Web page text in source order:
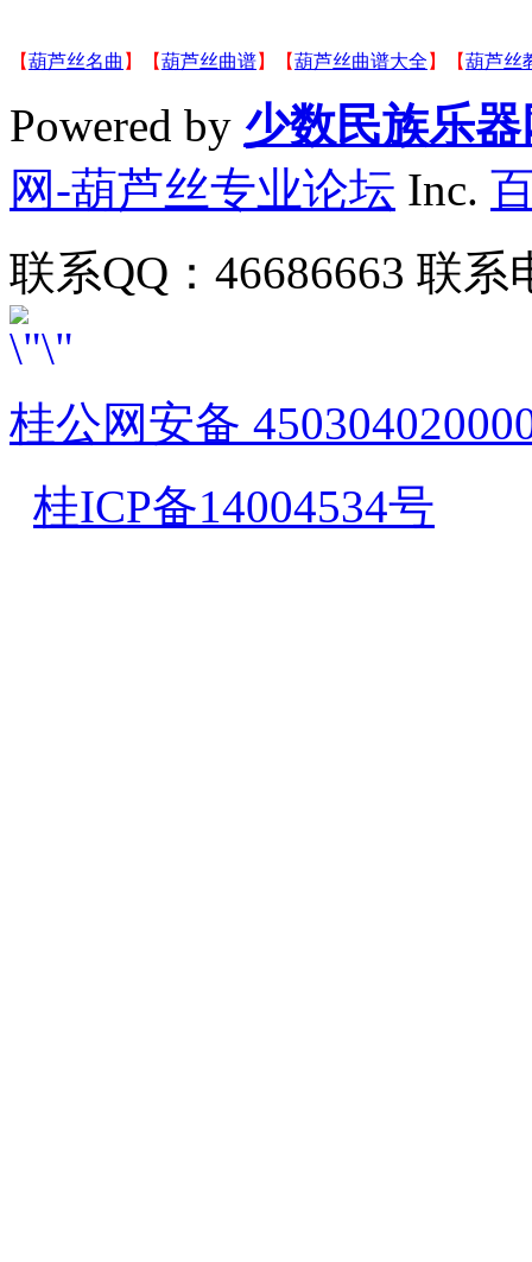
【葫芦丝名曲 】【葫芦丝曲谱】【葫芦丝曲谱大全 】【葫芦丝
Powered by 少数民族乐器
网-葫芦丝专业论坛 Inc.
联系QQ：46686663 联
桂公网安备
桂ICP备14004534号